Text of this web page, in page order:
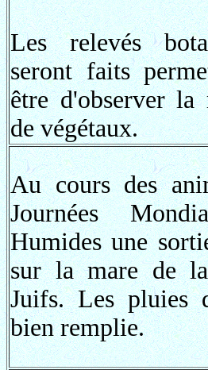
Les relevés
seront faits
être d'observer la
de végétaux.
Au cours des
Journées
Humides une
sur la mare de
Juifs. Les pluies
bien remplie.